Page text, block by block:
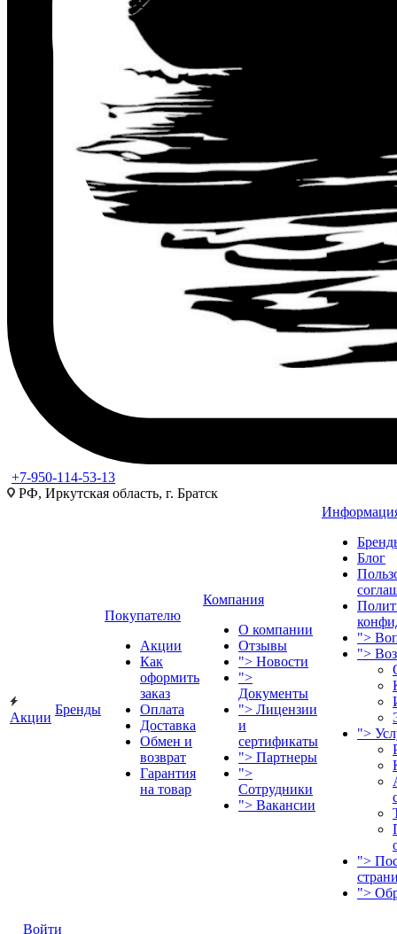
+7-950-114-53-13
РФ, Иркутская область, г. Братск
Акции
Бренды
Покупателю
Акции
Как
оформить
заказ
Оплата
Доставка
Обмен и
возврат
Гарантия
на товар
Компания
О компании
Отзывы
"> Новости
">
Документы
"> Лицензии
и
сертификаты
"> Партнеры
">
Сотрудники
"> Вакансии
Блог
">
">
">
">
">
Войти